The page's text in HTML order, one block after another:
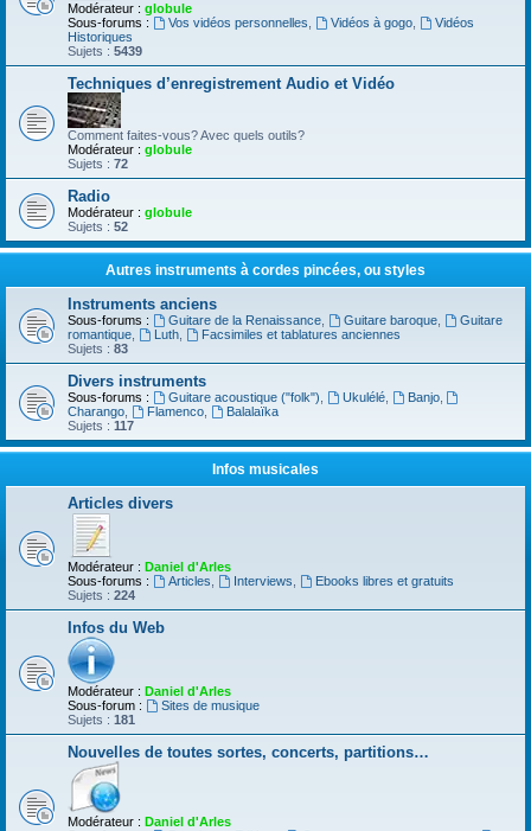
Modérateur : globule
Sous-forums :
Vos vidéos personnelles Vidéos à gogo,
Vidéos
Historiques
Sujets : 5439
Techniques d’enregistrement Audio et Vidéo
Comment faites-vous? Avec quels outils?
Modérateur : globule
Sujets : 72
Radio
Modérateur : globule
Sujets : 52
Autres instruments à cordes pincées, ou styles
Instruments anciens
Sous-forums : Guitare de la Renaissance, Guitare baroque,
Guitare
romantique
Luth,
Facsimiles et tablatures anciennes
Sujets : 83
Divers instruments
Sous-forums : Guitare acoustique ("folk") Ukulélé, Banjo,
Charango
Flamenco,
Balalaïka
Sujets : 117
Infos musicales
Articles divers
Modérateur : Daniel d'Arles
Sous-forums :
Articles Interviews
Ebooks libres et gratuits
Sujets : 224
Infos du Web
Modérateur : Daniel d'Arles
Sous-forum :
Sites de musique
Sujets : 181
Nouvelles de toutes sortes, concerts, partitions…
Modérateur : Daniel d'Arles